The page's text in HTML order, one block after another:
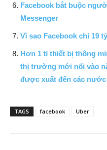
Facebook bắt buộc
Messenger
Vì sao Facebook chi 19
Hơn 1 tỉ thiết bị thông
thị trường mới nổi vào
được xuất đến các nước
TAGS facebook Uber